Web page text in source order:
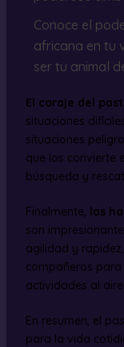
Conoce el
africana en tu
ser tu animal
El coraje del
situaciones
situaciones
que los convierte
búsqueda y
Finalmente, las
son
agilidad y
compañeros
actividades al aire
En resumen, el
para la vida